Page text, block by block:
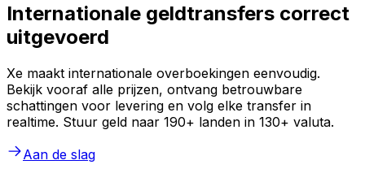
Internationale geldtransfers correct
uitgevoerd
Xe maakt internationale overboekingen eenvoudig.
Bekijk vooraf alle prijzen, ontvang betrouwbare
schattingen voor levering en volg elke transfer in
realtime. Stuur geld naar 190+ landen in 130+ valuta.
Aan de slag